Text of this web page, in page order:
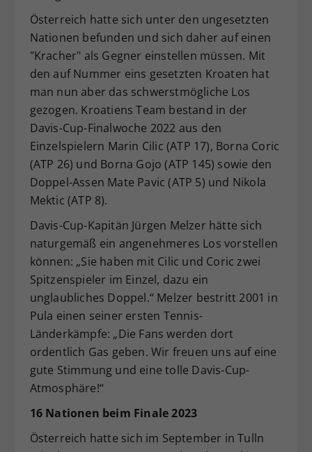
Österreich hatte sich unter den ungesetzten
Nationen befunden und sich daher auf einen
"Kracher" als Gegner einstellen müssen. Mit
den auf Nummer eins gesetzten Kroaten hat
man nun aber das schwerstmögliche Los
gezogen. Kroatiens Team bestand in der
Davis-Cup-Finalwoche 2022 aus den
Einzelspielern Marin Cilic (ATP 17), Borna Coric
(ATP 26) und Borna Gojo (ATP 145) sowie den
Doppel-Assen Mate Pavic (ATP 5) und Nikola
Mektic (ATP 8).
Davis-Cup-Kapitän Jürgen Melzer hätte sich
naturgemäß ein angenehmeres Los vorstellen
können: „Sie haben mit Cilic und Coric zwei
Spitzenspieler im Einzel, dazu ein
unglaubliches Doppel.“ Melzer bestritt 2001 in
Pula einen seiner ersten Tennis-
Länderkämpfe: „Die Fans werden dort
ordentlich Gas geben. Wir freuen uns auf eine
gute Stimmung und eine tolle Davis-Cup-
Atmosphäre!“
16 Nationen beim Finale 2023
Österreich hatte sich im September in Tulln
Zweck
Dieser Wert speichert Ihre Consent-
Einstellungen. Unter anderem eine
historische Speicherung Ihrer
vorgenommen Einstellungen, falls der
Webseiten-Betreiber dies eingestellt
hat.